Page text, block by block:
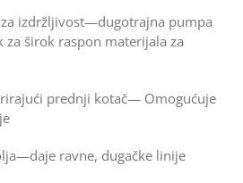
izdržljivost—dugotrajna pumpa
za širok raspon materijala za
prednji kotač— Omogućuje
ravne, dugačke linije